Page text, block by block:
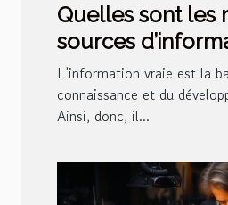
Quelles sont les
sources
moment ?
L’information vraie est la
connaissance et du
Ainsi, donc, il...